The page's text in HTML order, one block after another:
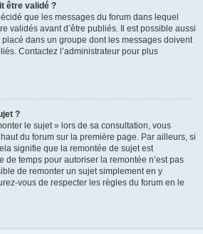
être validé ?
que les messages du forum dans lequel
validés avant d’être publiés. Il est possible aussi
placé dans un groupe dont les messages doivent
Contactez l’administrateur pour plus
?
le sujet » lors de sa consultation, vous
du forum sur la première page. Par ailleurs, si
signifie que la remontée de sujet est
de temps pour autoriser la remontée n’est pas
de remonter un sujet simplement en y
vous de respecter les règles du forum en le